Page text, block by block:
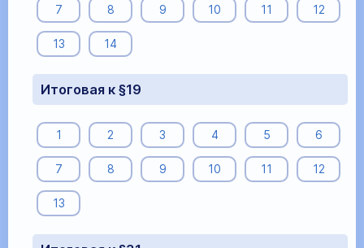
7 8 9 10 11 12
13 14
Итоговая к §19
1 2 3 4 5 6
7 8 9 10 11 12
13